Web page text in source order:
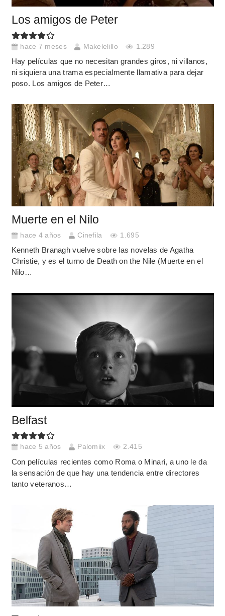
Los amigos de Peter
hace 7 meses Makelelillo 1.289
Hay películas que no necesitan grandes giros, ni villanos,
ni siquiera una trama especialmente llamativa para dejar
poso. Los amigos de Peter…
Muerte en el Nilo
hace 4 años Cinefila 1.695
Kenneth Branagh vuelve sobre las novelas de Agatha
Christie, y es el turno de Death on the Nile (Muerte en el
Nilo…
Belfast
hace 5 años Palomiix 2.415
Con películas recientes como Roma o Minari, a uno le da
la sensación de que hay una tendencia entre directores
tanto veteranos…